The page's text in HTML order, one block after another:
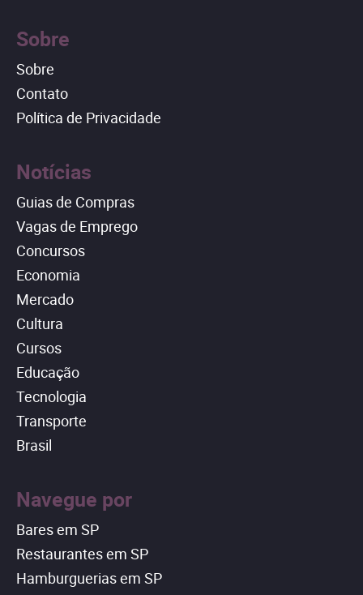
Sobre
Sobre
Contato
Política de Privacidade
Notícias
Guias de Compras
Vagas de Emprego
Concursos
Economia
Mercado
Cultura
Cursos
Educação
Tecnologia
Transporte
Brasil
Navegue por
Bares em SP
Restaurantes em SP
Hamburguerias em SP